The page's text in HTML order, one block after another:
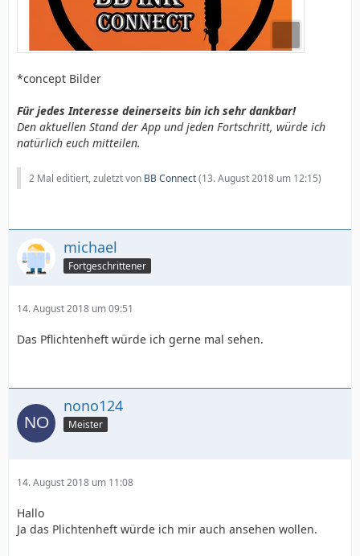
*concept Bilder
Für jedes Interesse deinerseits bin ich sehr dankbar!
Den aktuellen Stand der App und jeden Fortschritt, würde ich
natürlich euch mitteilen.
2 Mal editiert, zuletzt von BB Connect(13. August 2018 um 12:15)
michael
Fortgeschrittener
14. August 2018 um 09:51
Das Pflichtenheft würde ich gerne mal sehen.
nono124
Meister
14. August 2018 um 11:08
Hallo
Ja das Plichtenheft würde ich mir auch ansehen wollen.